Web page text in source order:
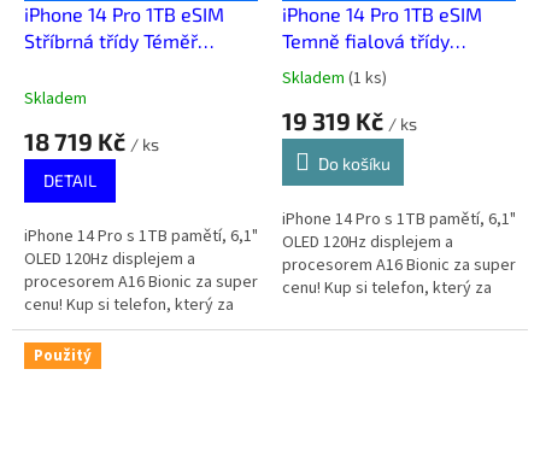
iPhone 14 Pro 1TB eSIM
Stříbrná třídy Téměř
Skladem
18 719 Kč / ks
DETAIL
iPhone 14 Pro s 1TB pamětí, 6,1"
OLED 120Hz displejem a
procesorem A16 Bionic za super
cenu! Kup si telefon, který za
málo peněz zahraje spoustu
muziky.
iPhone 14 Pro 1TB eSIM
Temně fialová třídy
Výborný
Průměrné
produktu
5,0
5
hvězdiček.
Skladem (1 ks)
19 319 Kč / ks
Do košíku
iPhone 14 Pro s 1TB pamětí, 6,1"
OLED 120Hz displejem a
procesorem A16 Bionic za super
cenu! Kup si telefon, který za
muziky.
Použitý